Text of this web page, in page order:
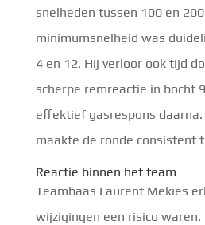
snelheden tussen 100 en
minimumsnelheid was
4 en 12. Hij verloor ook tijd
scherpe remreactie in bocht
effektief gasrespons
maakte de ronde consistent
Reactie binnen het team
Teambaas Laurent Mekies
wijzigingen een risico waren.